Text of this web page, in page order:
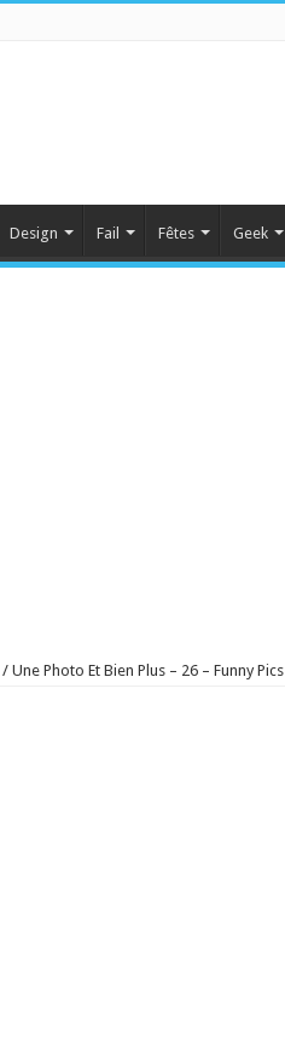
Design Fail Fêtes Geek
/ Une Photo Et Bien Plus – 26 – Funny Pics